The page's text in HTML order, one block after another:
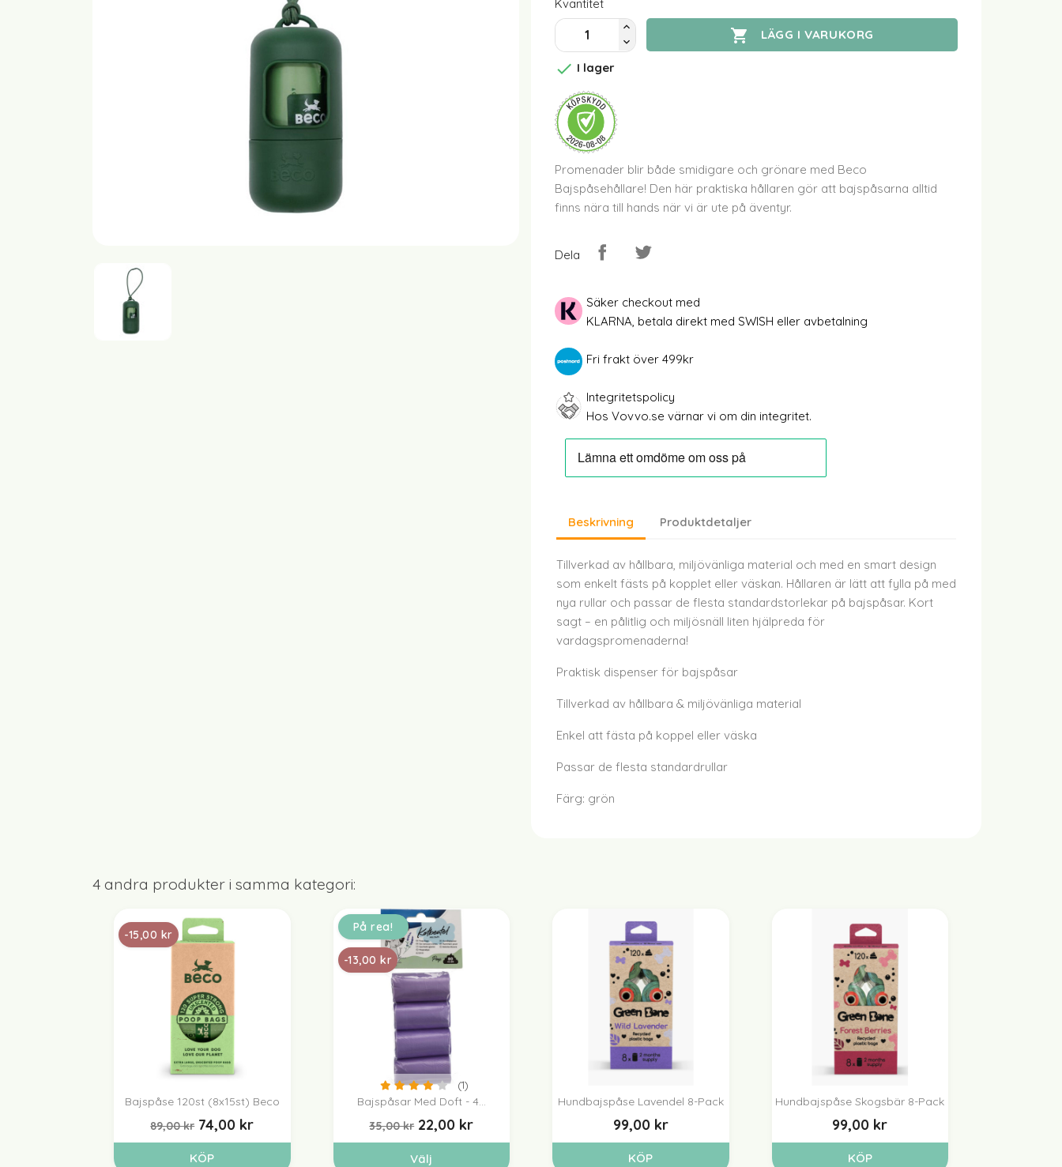
Kvantitet
 LÄGG I VARUKORG
 I lager
Promenader blir både smidigare och grönare med Beco
Bajspåsehållare! Den här praktiska hållaren gör att bajspåsarna alltid
finns nära till hands när vi är ute på äventyr.
Dela
Säker checkout med
KLARNA, betala direkt med SWISH eller avbetalning
Fri frakt över 499kr
Integritetspolicy
Hos Vovvo.se värnar vi om din integritet.
Beskrivning Produktdetaljer
Tillverkad av hållbara, miljövänliga material och med en smart design
som enkelt fästs på kopplet eller väskan. Hållaren är lätt att fylla på med
nya rullar och passar de flesta standardstorlekar på bajspåsar. Kort
sagt – en pålitlig och miljösnäll liten hjälpreda för
vardagspromenaderna!
Praktisk dispenser för bajspåsar
Tillverkad av hållbara & miljövänliga material
Enkel att fästa på koppel eller väska
Passar de flesta standardrullar
Färg: grön
4 andra produkter i samma kategori:
Snabbvy
Bajspåse 120st (8x15st) Beco
89,00 kr 74,00 kr
KÖP
-15,00 kr
Snabbvy
Bajspåsar Med Doft - 4...
35,00 kr 22,00 kr
Välj
(1)
På rea!
-13,00 kr
Snabbvy
Hundbajspåse Lavendel 8-Pack
99,00 kr
KÖP
Snabbvy
Hundbajspåse Skogsbär 8-Pack
99,00 kr
KÖP